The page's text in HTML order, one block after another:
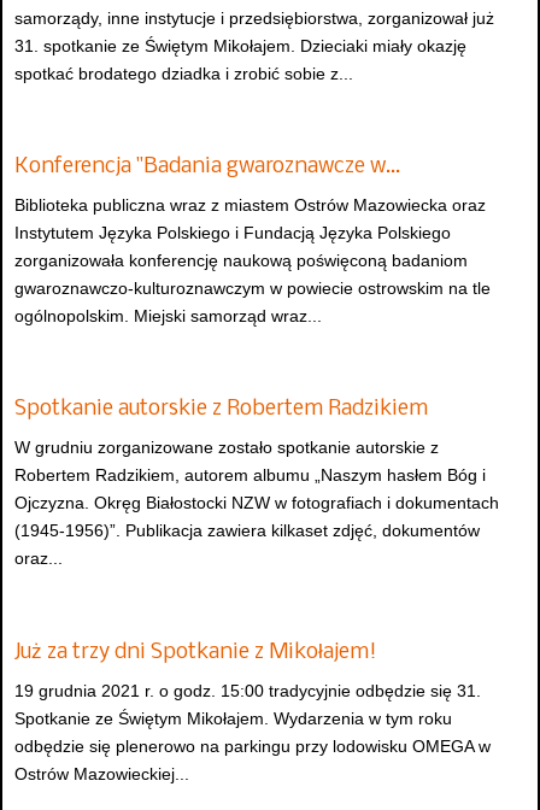
samorządy, inne instytucje i przedsiębiorstwa, zorganizował już
31. spotkanie ze Świętym Mikołajem. Dzieciaki miały okazję
spotkać brodatego dziadka i zrobić sobie z...
Konferencja "Badania gwaroznawcze w…
Biblioteka publiczna wraz z miastem Ostrów Mazowiecka oraz
Instytutem Języka Polskiego i Fundacją Języka Polskiego
zorganizowała konferencję naukową poświęconą badaniom
gwaroznawczo-kulturoznawczym w powiecie ostrowskim na tle
ogólnopolskim. Miejski samorząd wraz...
Spotkanie autorskie z Robertem Radzikiem
W grudniu zorganizowane zostało spotkanie autorskie z
Robertem Radzikiem, autorem albumu „Naszym hasłem Bóg i
Ojczyzna. Okręg Białostocki NZW w fotografiach i dokumentach
(1945-1956)”. Publikacja zawiera kilkaset zdjęć, dokumentów
oraz...
Już za trzy dni Spotkanie z Mikołajem!
19 grudnia 2021 r. o godz. 15:00 tradycyjnie odbędzie się 31.
Spotkanie ze Świętym Mikołajem. Wydarzenia w tym roku
odbędzie się plenerowo na parkingu przy lodowisku OMEGA w
Ostrów Mazowieckiej...